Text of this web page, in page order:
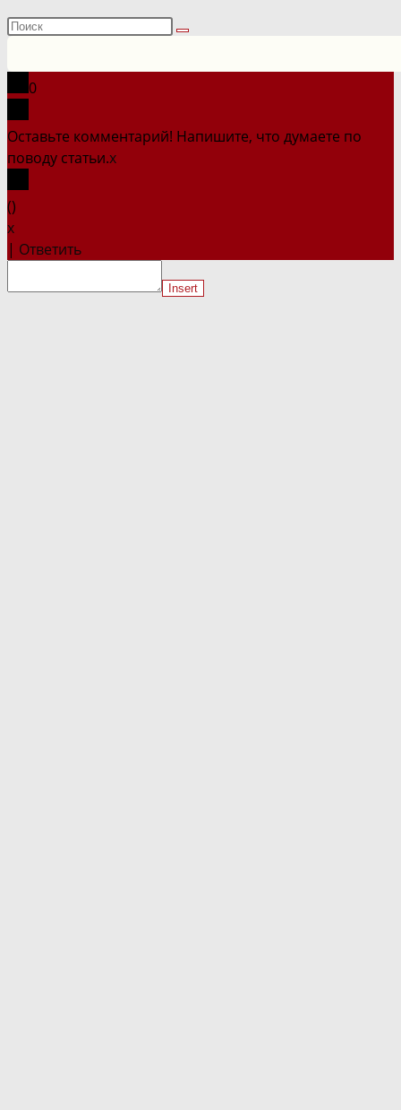
Поиск
сайте
0
Оставьте комментарий! Напишите, что думаете по
поводу статьи.x
()
x
| Ответить
Insert